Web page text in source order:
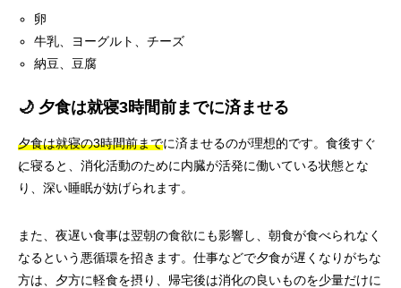
卵
牛乳、ヨーグルト、チーズ
納豆、豆腐
🌙 夕食は就寝3時間前までに済ませる
夕食は就寝の3時間前までに済ませるのが理想的です。食後すぐ
に寝ると、消化活動のために内臓が活発に働いている状態とな
り、深い睡眠が妨げられます。
また、夜遅い食事は翌朝の食欲にも影響し、朝食が食べられなく
なるという悪循環を招きます。仕事などで夕食が遅くなりがちな
方は、夕方に軽食を摂り、帰宅後は消化の良いものを少量だけに